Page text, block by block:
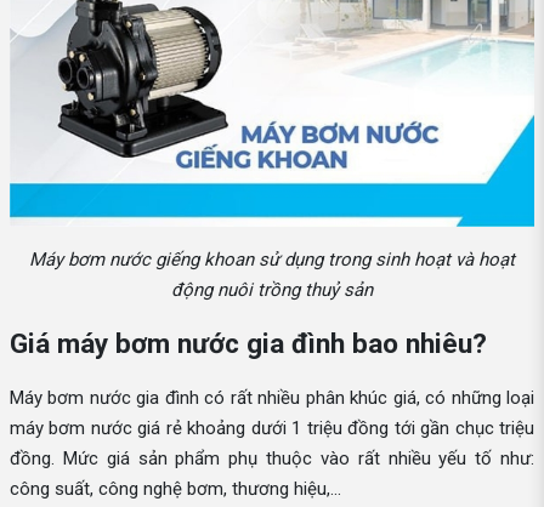
Máy bơm nước giếng khoan sử dụng trong sinh hoạt và hoạt
động nuôi trồng thuỷ sản
Giá máy bơm nước gia đình bao nhiêu?
Máy bơm nước gia đình có rất nhiều phân khúc giá, có những loại
máy bơm nước giá rẻ khoảng dưới 1 triệu đồng tới gần chục triệu
đồng. Mức giá sản phẩm phụ thuộc vào rất nhiều yếu tố như:
công suất, công nghệ bơm, thương hiệu,...